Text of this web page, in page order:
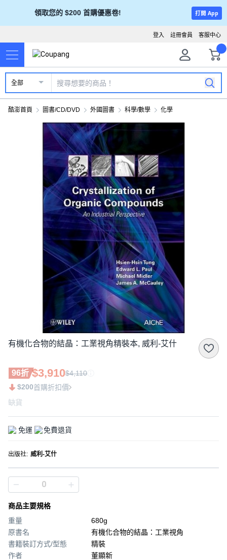
領取您的 $200 首購優惠卷! 打開 App
客服中心
註冊會員
登入
全部
酷澎首頁 圖書/CD/DVD 外國圖書 科學/數學 化學
有機化合物的結晶：工業視角精裝本, 威利-艾什
96折 $3,910$4,110
$200首購折扣價
缺貨
免運 免費退貨
出版社: 威利-艾什
商品主要規格
重量
680g
原書名
有機化合物的結晶：工業視角
書籍裝訂方式/型態
精裝
作者
董顯新